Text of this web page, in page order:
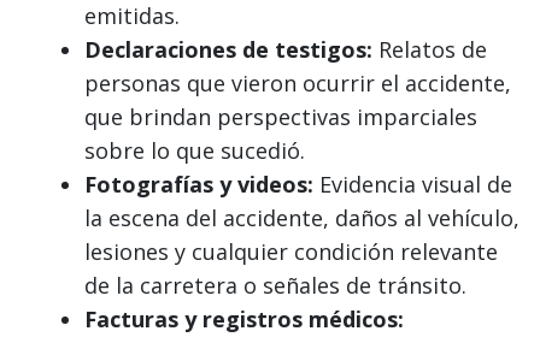
emitidas.
Declaraciones de testigos: Relatos de
personas que vieron ocurrir el accidente,
que brindan perspectivas imparciales
sobre lo que sucedió.
Fotografías y videos: Evidencia visual de
la escena del accidente, daños al vehículo,
lesiones y cualquier condición relevante
de la carretera o señales de tránsito.
Facturas y registros médicos: